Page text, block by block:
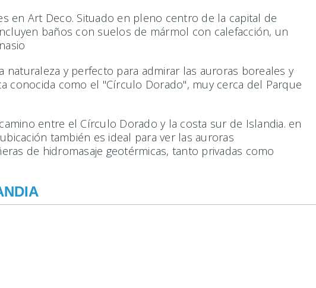
en Art Deco. Situado en pleno centro de la capital de
baños con suelos de mármol con calefacción, un
y perfecto para admirar las auroras boreales y
conocida como el "Círculo Dorado", muy cerca del Parque
entre el Círculo Dorado y la costa sur de Islandia. en
también es ideal para ver las auroras
de hidromasaje geotérmicas, tanto privadas como